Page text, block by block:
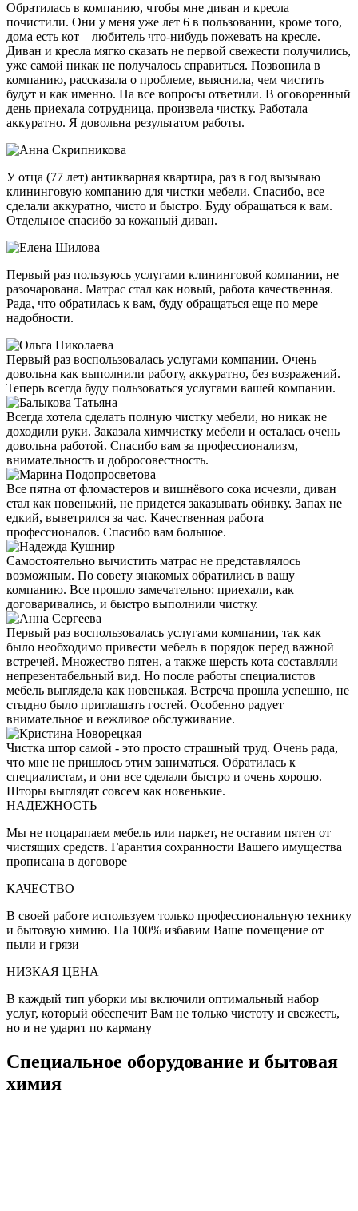
Обратилась в компанию, чтобы мне диван и кресла
почистили. Они у меня уже лет 6 в пользовании, кроме того,
дома есть кот – любитель что-нибудь пожевать на кресле.
Диван и кресла мягко сказать не первой свежести получились,
уже самой никак не получалось справиться. Позвонила в
компанию, рассказала о проблеме, выяснила, чем чистить
будут и как именно. На все вопросы ответили. В оговоренный
день приехала сотрудница, произвела чистку. Работала
аккуратно. Я довольна результатом работы.
У отца (77 лет) антикварная квартира, раз в год вызываю
клининговую компанию для чистки мебели. Спасибо, все
сделали аккуратно, чисто и быстро. Буду обращаться к вам.
Отдельное спасибо за кожаный диван.
Первый раз пользуюсь услугами клининговой компании, не
разочарована. Матрас стал как новый, работа качественная.
Рада, что обратилась к вам, буду обращаться еще по мере
надобности.
Первый раз воспользовалась услугами компании. Очень
довольна как выполнили работу, аккуратно, без возражений.
Теперь всегда буду пользоваться услугами вашей компании.
Всегда хотела сделать полную чистку мебели, но никак не
доходили руки. Заказала химчистку мебели и осталась очень
довольна работой. Спасибо вам за профессионализм,
внимательность и добросовестность.
Все пятна от фломастеров и вишнёвого сока исчезли, диван
стал как новенький, не придется заказывать обивку. Запах не
едкий, выветрился за час. Качественная работа
профессионалов. Спасибо вам большое.
Самостоятельно вычистить матрас не представлялось
возможным. По совету знакомых обратились в вашу
компанию. Все прошло замечательно: приехали, как
договаривались, и быстро выполнили чистку.
Первый раз воспользовалась услугами компании, так как
было необходимо привести мебель в порядок перед важной
встречей. Множество пятен, а также шерсть кота составляли
непрезентабельный вид. Но после работы специалистов
мебель выглядела как новенькая. Встреча прошла успешно, не
стыдно было приглашать гостей. Особенно радует
внимательное и вежливое обслуживание.
Чистка штор самой - это просто страшный труд. Очень рада,
что мне не пришлось этим заниматься. Обратилась к
специалистам, и они все сделали быстро и очень хорошо.
Шторы выглядят совсем как новенькие.
НАДЕЖНОСТЬ
Мы не поцарапаем мебель или паркет, не оставим пятен от
чистящих средств. Гарантия сохранности Вашего имущества
прописана в договоре
КАЧЕСТВО
В своей работе используем только профессиональную технику
и бытовую химию. На 100% избавим Ваше помещение от
пыли и грязи
НИЗКАЯ ЦЕНА
В каждый тип уборки мы включили оптимальный набор
услуг, который обеспечит Вам не только чистоту и свежесть,
но и не ударит по карману
Специальное оборудование и бытовая
химия